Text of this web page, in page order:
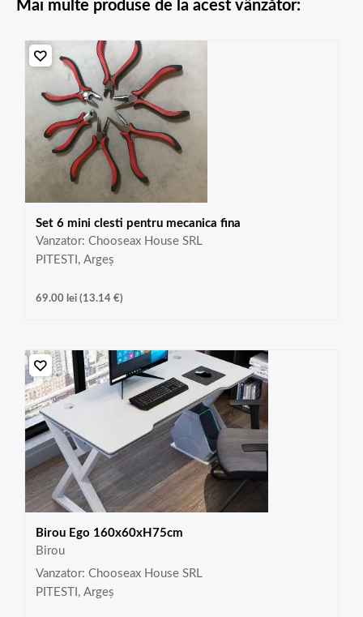
Mai multe produse de la acest vânzător:
Set 6 mini clesti pentru mecanica fina
Vanzator: Chooseax House SRL
PITESTI, Argeș
69.00 lei(13.14 €)
Birou Ego 160x60xH75cm
Birou
Vanzator: Chooseax House SRL
PITESTI, Argeș